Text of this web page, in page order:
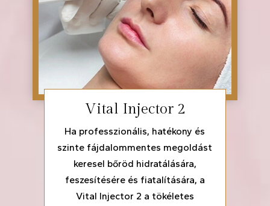
Vital Injector 2
Ha professzionális, hatékony és
szinte fájdalommentes megoldást
keresel bőröd hidratálására,
feszesítésére és fiatalítására, a
Vital Injector 2 a tökéletes